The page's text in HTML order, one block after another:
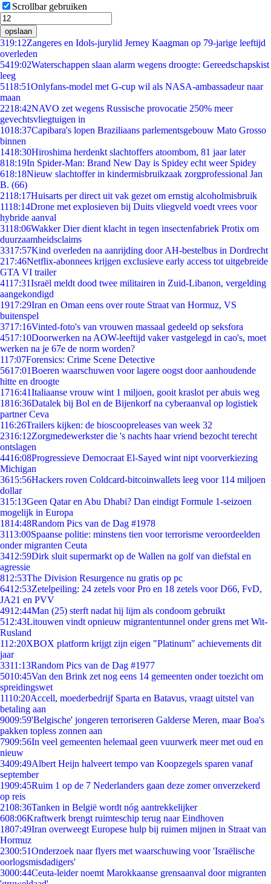
Scrollbar gebruiken
opslaan
319:12Zangeres en Idols-jurylid Jerney Kaagman op 79-jarige leeftijd
overleden
5419:02Waterschappen slaan alarm wegens droogte: Gereedschapskist
leeg
5118:51Onlyfans-model met G-cup wil als NASA-ambassadeur naar
maan
2218:42NAVO zet wegens Russische provocatie 250% meer
gevechtsvliegtuigen in
1018:37Capibara's lopen Braziliaans parlementsgebouw Mato Grosso
binnen
1418:30Hiroshima herdenkt slachtoffers atoombom, 81 jaar later
818:19In Spider-Man: Brand New Day is Spidey echt weer Spidey
618:18Nieuw slachtoffer in kindermisbruikzaak zorgprofessional Jan
B. (66)
2118:17Huisarts per direct uit vak gezet om ernstig alcoholmisbruik
1118:14Drone met explosieven bij Duits vliegveld voedt vrees voor
hybride aanval
3118:06Wakker Dier dient klacht in tegen insectenfabriek Protix om
duurzaamheidsclaims
3317:57Kind overleden na aanrijding door AH-bestelbus in Dordrecht
217:46Netflix-abonnees krijgen exclusieve early access tot uitgebreide
GTA VI trailer
4117:31Israël meldt dood twee militairen in Zuid-Libanon, vergelding
aangekondigd
1917:29Iran en Oman eens over route Straat van Hormuz, VS
buitenspel
3717:16Vinted-foto's van vrouwen massaal gedeeld op seksfora
4517:10Doorwerken na AOW-leeftijd vaker vastgelegd in cao's, moet
werken na je 67e de norm worden?
117:07Forensics: Crime Scene Detective
5617:01Boeren waarschuwen voor lagere oogst door aanhoudende
hitte en droogte
1716:41Italiaanse vrouw wint 1 miljoen, gooit kraslot per abuis weg
1816:36Datalek bij Bol en de Bijenkorf na cyberaanval op logistiek
partner Ceva
116:26Trailers kijken: de bioscoopreleases van week 32
2316:12Zorgmedewerkster die 's nachts haar vriend bezocht terecht
ontslagen
4416:08Progressieve Democraat El-Sayed wint nipt voorverkiezing
Michigan
3615:56Hackers roven Coldcard-bitcoinwallets leeg voor 114 miljoen
dollar
315:13Geen Qatar en Abu Dhabi? Dan eindigt Formule 1-seizoen
mogelijk in Europa
1814:48Random Pics van de Dag #1978
3113:00Spaanse politie: minstens tien voor terrorisme veroordeelden
onder migranten Ceuta
3412:59Dirk sluit supermarkt op de Wallen na golf van diefstal en
agressie
812:53The Division Resurgence nu gratis op pc
6412:53Zetelpeiling: 24 zetels voor Pro en 18 zetels voor D66, FvD,
JA21 en PVV
4912:44Man (25) sterft nadat hij lijm als condoom gebruikt
512:43Litouwen vindt opnieuw migrantentunnel onder grens met Wit-
Rusland
112:20XBOX platform krijgt zijn eigen "Platinum" achievements dit
jaar
3311:13Random Pics van de Dag #1977
5010:45Van den Brink zet nog eens 14 gemeenten onder toezicht om
spreidingswet
1110:20Accell, moederbedrijf Sparta en Batavus, vraagt uitstel van
betaling aan
9009:59'Belgische' jongeren terroriseren Galderse Meren, maar Boa's
pakken topless zonnen aan
7909:56In veel gemeenten helemaal geen vuurwerk meer met oud en
nieuw
3409:49Albert Heijn halveert tempo van Koopzegels sparen vanaf
september
1909:45Ruim 1 op de 7 Nederlanders gaan deze zomer onverzekerd
op reis
2108:36Tanken in België wordt nóg aantrekkelijker
608:06Kraftwerk brengt ruimteschip terug naar Eindhoven
1807:49Iran overweegt Europese hulp bij ruimen mijnen in Straat van
Hormuz
2300:51Onderzoek naar flyers met waarschuwing voor 'Israëlische
oorlogsmisdadigers'
3000:44Ceuta-leider noemt Marokkaanse grensaanval door migranten